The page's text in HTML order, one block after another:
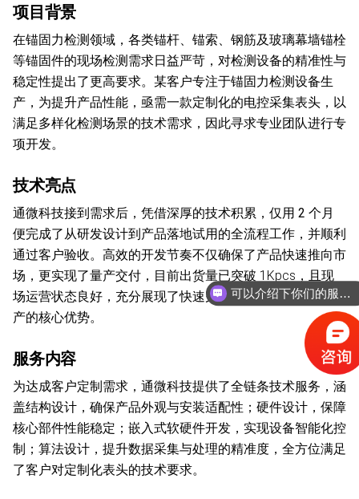
项目背景
在锚固力检测领域，各类锚杆、锚索、钢筋及玻璃幕墙锚栓
等锚固件的现场检测需求日益严苛，对检测设备的精准性与
稳定性提出了更高要求。某客户专注于锚固力检测设备生
产，为提升产品性能，亟需一款定制化的电控采集表头，以
满足多样化检测场景的技术需求，因此寻求专业团队进行专
项开发。
技术亮点
通微科技接到需求后，凭借深厚的技术积累， 仅用 2 个月
便完成了从研发设计到产品落地试用的全流程工作 ，并顺利
通过客户验收。高效的开发节奏不仅确保了产品快速推向市
场，更实现了量产交付，目前出货量已突破 1Kpcs，且现
场运营状态良好，充分展现了快速完成产品化开发并交付量
产的核心优势。
服务内容
为达成客户定制需求，通微科技提供了全链条技术服务，涵
盖结构设计 ，确保产品外观与安装适配性； 硬件设计 ，保障
核心部件性能稳定； 嵌入式软硬件开发 ，实现设备智能化控
制； 算法设计 ，提升数据采集与处理的精准度，全方位满足
了客户对定制化表头的技术要求。
可以介绍下你们的服务内容么？